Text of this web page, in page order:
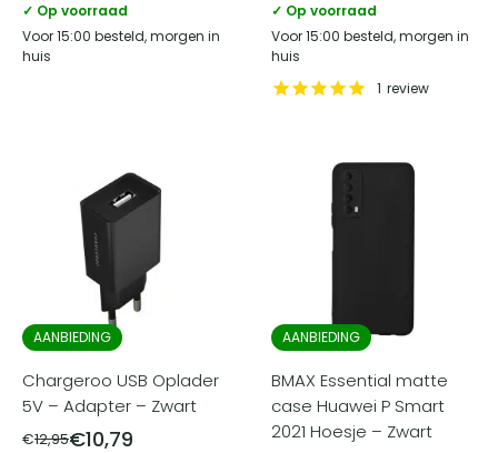
✓ Op voorraad
Voor 15:00 besteld, morgen in
huis
✓ Op voorraad
Voor 15:00 besteld, morgen in
huis
1 review
AANBIEDING
Chargeroo USB Oplader
5V – Adapter – Zwart
€12,95€10,79
AANBIEDING
BMAX Essential matte
case Huawei P Smart
2021 Hoesje – Zwart